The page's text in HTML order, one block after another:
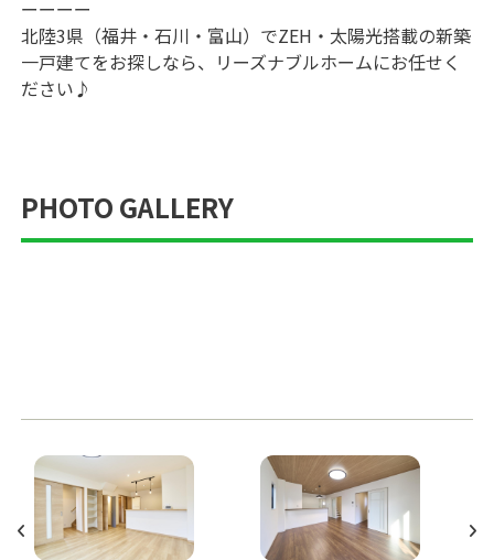
ーーーー
北陸3県（福井・石川・富山）でZEH・太陽光搭載の新築
一戸建てをお探しなら、リーズナブルホームにお任せく
ださい♪
PHOTO GALLERY